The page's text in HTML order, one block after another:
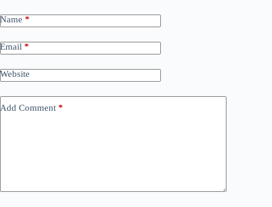
Name *
Email *
Website
Add Comment *